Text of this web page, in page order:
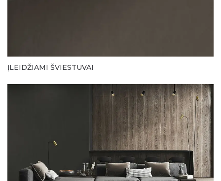
ĮLEIDŽIAMI ŠVIESTUVAI